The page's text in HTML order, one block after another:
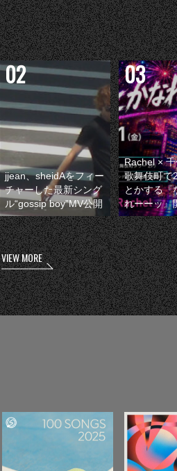
jjean、sheidAをフィー
チャーした最新シング
ル“gossip boy”MV公開
Rachel ×
歌舞伎町で
とかする『
れーーッ』
VIEW MORE